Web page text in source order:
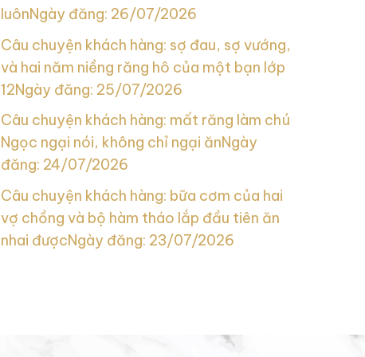
luônNgày đăng: 26/07/2026
Câu chuyện khách hàng: sợ đau, sợ vướng,
và hai năm niềng răng hô của một bạn lớp
12Ngày đăng: 25/07/2026
Câu chuyện khách hàng: mất răng làm chú
Ngọc ngại nói, không chỉ ngại ănNgày
đăng: 24/07/2026
Câu chuyện khách hàng: bữa cơm của hai
vợ chồng và bộ hàm tháo lắp đầu tiên ăn
nhai đượcNgày đăng: 23/07/2026